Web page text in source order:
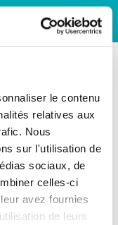
le contenu
relatives aux
Nous
sur l'utilisation de
sociaux, de
celles-ci
avez fournies
de leurs